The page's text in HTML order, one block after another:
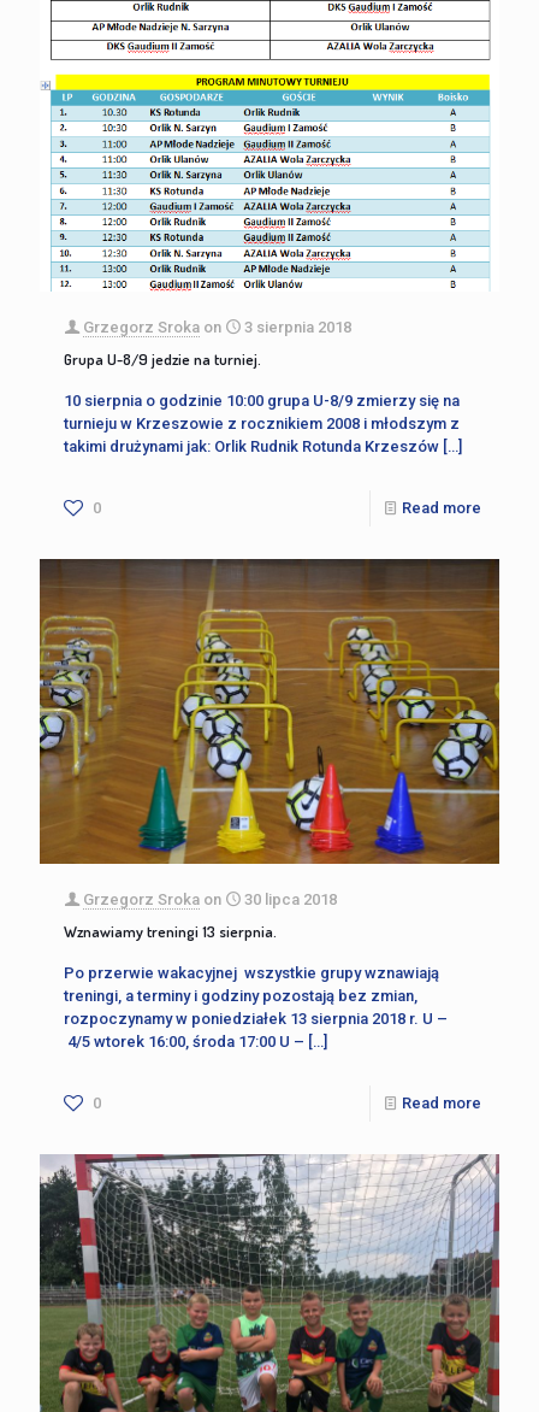
Grzegorz Sroka on 3 sierpnia 2018
Grupa U-8/9 jedzie na turniej.
10 sierpnia o godzinie 10:00 grupa U-8/9 zmierzy się na
turnieju w Krzeszowie z rocznikiem 2008 i młodszym z
takimi drużynami jak: Orlik Rudnik Rotunda Krzeszów […]
0 Read more
Grzegorz Sroka on 30 lipca 2018
Wznawiamy treningi 13 sierpnia.
Po przerwie wakacyjnej wszystkie grupy wznawiają
treningi, a terminy i godziny pozostają bez zmian,
rozpoczynamy w poniedziałek 13 sierpnia 2018 r. U –
4/5 wtorek 16:00, środa 17:00 U – […]
0 Read more